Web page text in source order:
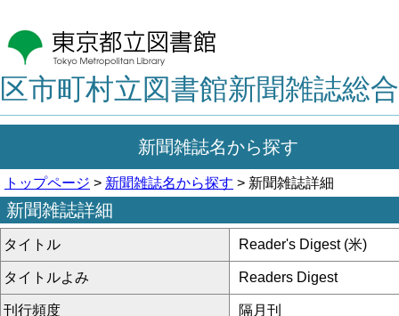
区市町村立図書館新聞雑誌総
新聞雑誌名から探す
トップページ > 新聞雑誌名から探す > 新聞雑誌詳細
新聞雑誌詳細
タイトル Reader's Digest (米)
タイトルよみ Readers Digest
刊行頻度 隔月刊